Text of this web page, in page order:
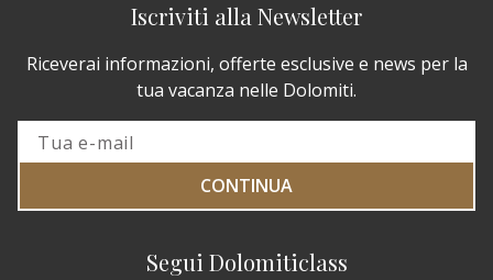
Segui Dolomiticlass
Iscriviti alla Newsletter
Riceverai informazioni, offerte esclusive e news per la
tua vacanza nelle Dolomiti.
CONTINUA